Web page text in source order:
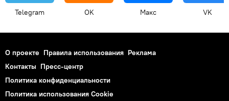
Telegram OK Макс VK
О проекте Правила использования Реклама
Контакты Пресс-центр
Политика конфиденциальности
Политика использования Cookie